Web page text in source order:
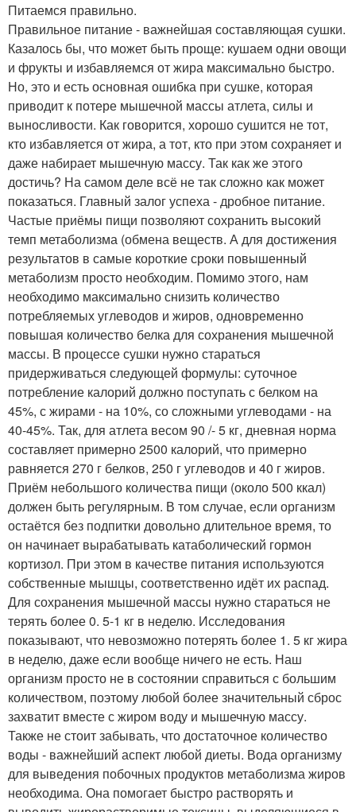
Питаемся правильно.
Правильное питание - важнейшая составляющая сушки.
Казалось бы, что может быть проще: кушаем одни овощи
и фрукты и избавляемся от жира максимально быстро.
Но, это и есть основная ошибка при сушке, которая
приводит к потере мышечной массы атлета, силы и
выносливости. Как говорится, хорошо сушится не тот,
кто избавляется от жира, а тот, кто при этом сохраняет и
даже набирает мышечную массу. Так как же этого
достичь? На самом деле всё не так сложно как может
показаться. Главный залог успеха - дробное питание.
Частые приёмы пищи позволяют сохранить высокий
темп метаболизма (обмена веществ. А для достижения
результатов в самые короткие сроки повышенный
метаболизм просто необходим. Помимо этого, нам
необходимо максимально снизить количество
потребляемых углеводов и жиров, одновременно
повышая количество белка для сохранения мышечной
массы. В процессе сушки нужно стараться
придерживаться следующей формулы: суточное
потребление калорий должно поступать с белком на
45%, с жирами - на 10%, со сложными углеводами - на
40-45%. Так, для атлета весом 90 /- 5 кг, дневная норма
составляет примерно 2500 калорий, что примерно
равняется 270 г белков, 250 г углеводов и 40 г жиров.
Приём небольшого количества пищи (около 500 ккал)
должен быть регулярным. В том случае, если организм
остаётся без подпитки довольно длительное время, то
он начинает вырабатывать катаболический гормон
кортизол. При этом в качестве питания используются
собственные мышцы, соответственно идёт их распад.
Для сохранения мышечной массы нужно стараться не
терять более 0. 5-1 кг в неделю. Исследования
показывают, что невозможно потерять более 1. 5 кг жира
в неделю, даже если вообще ничего не есть. Наш
организм просто не в состоянии справиться с большим
количеством, поэтому любой более значительный сброс
захватит вместе с жиром воду и мышечную массу.
Также не стоит забывать, что достаточное количество
воды - важнейший аспект любой диеты. Вода организму
для выведения побочных продуктов метаболизма жиров
необходима. Она помогает быстро растворять и